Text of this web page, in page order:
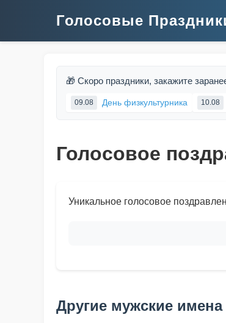
Голосовые
🎁 Скоро праздники, закажите
09.08 День физкультурника 10.08
Голосовое
Уникальное голосовое
Другие мужские имена